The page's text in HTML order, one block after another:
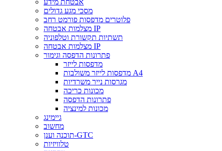
אבטחת מידע
מסכי מגע גדולים
פלוטרים מדפסות פורמט רחב
מצלמות אבטחה IP
תשתיות תקשורת וטלפוניה
מצלמות אבטחה IP
פתרונות הדפסה וגימור
מדפסות לייזר
מדפסות לייזר משולבות A4
מגרסות נייר משרדיות
מכונות כריכה
פתרונות הדפסה
מכונות למינציה
גיימינג
מחשוב
תוכנה וענן-GTC
טלוויזיות